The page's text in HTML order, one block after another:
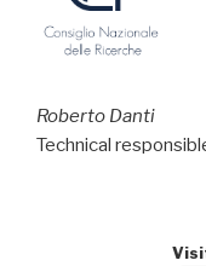
Roberto Danti
Technical